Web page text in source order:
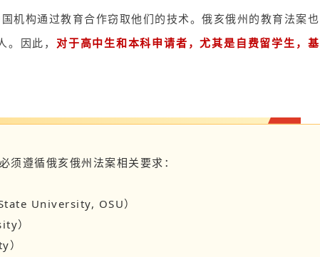
机构通过教育合作窃取他们的技术。俄亥俄州的教育法案也
因此， 对于高中生和本科申请者，尤其是自费留学生，基
须遵循俄亥俄州法案相关要求：
University, OSU）
）